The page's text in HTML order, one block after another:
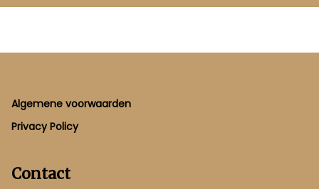
Footer
Algemene voorwaarden
Privacy Policy
Contact